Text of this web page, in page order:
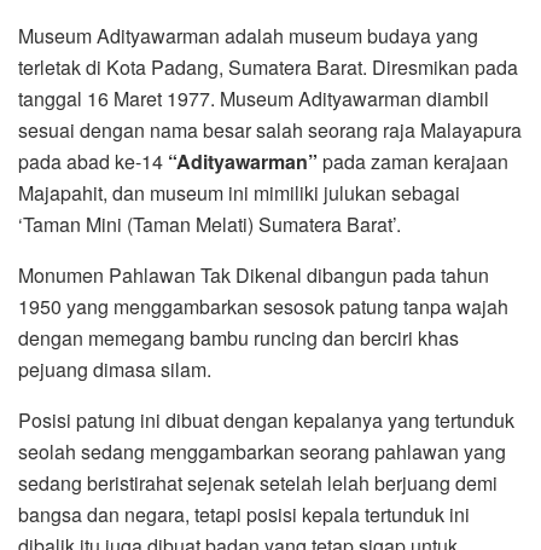
Museum Adityawarman adalah museum budaya yang
terletak di Kota Padang, Sumatera Barat. Diresmikan pada
tanggal 16 Maret 1977. Museum Adityawarman diambil
sesuai dengan nama besar salah seorang raja Malayapura
pada abad ke-14 “Adityawarman” pada zaman kerajaan
Majapahit, dan museum ini mimiliki julukan sebagai
‘Taman Mini (Taman Melati) Sumatera Barat’.
Monumen Pahlawan Tak Dikenal dibangun pada tahun
1950 yang menggambarkan sesosok patung tanpa wajah
dengan memegang bambu runcing dan berciri khas
pejuang dimasa silam.
Posisi patung ini dibuat dengan kepalanya yang tertunduk
seolah sedang menggambarkan seorang pahlawan yang
sedang beristirahat sejenak setelah lelah berjuang demi
bangsa dan negara, tetapi posisi kepala tertunduk ini